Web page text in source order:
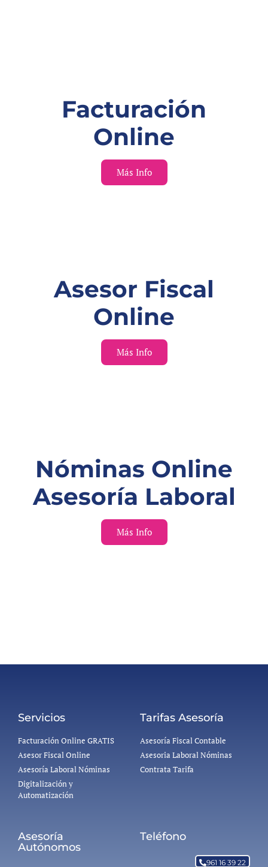
Facturación
Online
Más Info
Asesor Fiscal
Online
Más Info
Nóminas Online
Asesoría Laboral
Más Info
Servicios
Facturación Online GRATIS
Asesor Fiscal Online
Asesoría Laboral Nóminas
Digitalización y
Automatización
Tarifas Asesoría
Asesoría Fiscal Contable
Asesoria Laboral Nóminas
Contrata Tarifa
Asesoría
Autónomos
Teléfono
961 16 39 22